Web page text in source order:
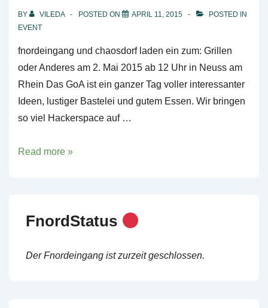
BY VILEDA POSTED ON APRIL 11, 2015
POSTED IN
EVENT
fnordeingang und chaosdorf laden ein zum: Grillen
oder Anderes am 2. Mai 2015 ab 12 Uhr in Neuss am
Rhein Das GoA ist ein ganzer Tag voller interessanter
Ideen, lustiger Bastelei und gutem Essen. Wir bringen
so viel Hackerspace auf …
Grillen
Read more »
FnordStatus
Der Fnordeingang ist zurzeit geschlossen.